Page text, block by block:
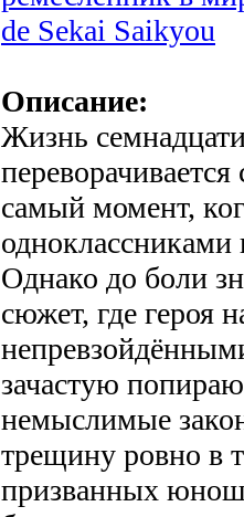
de Sekai Saikyou
Описание:
Жизнь
переворачивается
самый момент,
Однако до боли
сюжет, где героя
зачастую
немыслимые
трещину ровно в
призванных